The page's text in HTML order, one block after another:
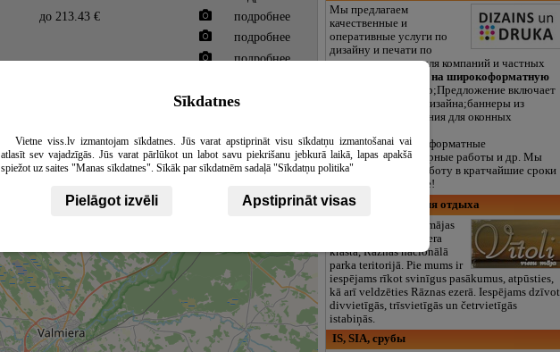
до 213.43 €
подробнее
подробнее
подробнее
подробнее
Мы предлагаем
качественные и
оперативные услуги по
дизайну и печати по
доступным ценам для компаний и частных
|&nbsp;Скидка на широкоформатную
&nbsp;Предложение включает
в себя:разработку дизайна;баннеры из
ПВХ;плакаты;решения для оконных
автопленки;широкоформатные
фотографии;плоттерные работы и др. Мы
гарантируем вам работу в кратчайшие сроки
и в лучшем качестве!
Vītoli, комплекс для отдыха
Labiekārtotas viesu mājas
gleznaina Rāznas ezera
krastā, Rāznas nacionālā
parka teritorijā. Pie mums ir
iespējams rīkot svinīgus pasākumus, atpūsties,
kā arī veldzēties Rāznas ezerā. Iespējams dzīvot
divvietīgās, trīsvietīgās un četrvietīgās
istabiņās.
IS, SIA, срубы
Sīkdatnes
Vietne viss.lv izmantojam sīkdatnes. Jūs varat apstiprināt visu sīkdatņu izmantošanai vai
atlasīt sev vajadzīgās. Jūs varat pārlūkot un labot savu piekrišanu jebkurā laikā, lapas apakšā
spiežot uz saites "Manas sīkdatnes". Sīkāk par sīkdatnēm sadaļā "Sīkdatņu politika"
Pielāgot izvēli Apstiprināt visas